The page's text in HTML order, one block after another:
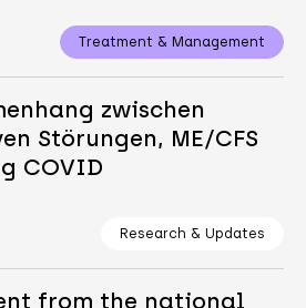
Treatment & Management
zwischen
Störungen, ME/CFS
COVID
Research & Updates
from the national